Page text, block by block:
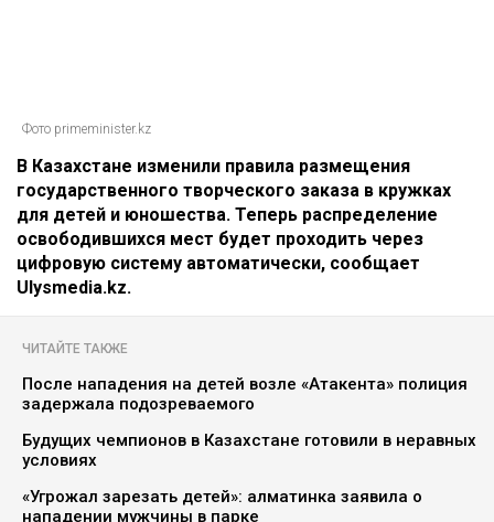
Фото primeminister.kz
В Казахстане изменили правила размещения
государственного творческого заказа в кружках
для детей и юношества. Теперь распределение
освободившихся мест будет проходить через
цифровую систему автоматически, сообщает
Ulysmedia.kz.
ЧИТАЙТЕ ТАКЖЕ
После нападения на детей возле «Атакента» полиция
задержала подозреваемого
Будущих чемпионов в Казахстане готовили в неравных
условиях
«Угрожал зарезать детей»: алматинка заявила о
нападении мужчины в парке